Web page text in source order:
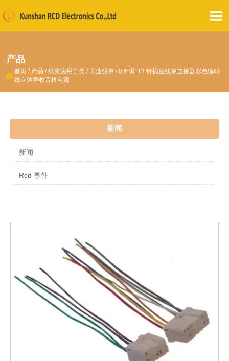

产品
 首页 / 产品 /线束应用分类 /工业线束 /8 针和 12 针插座线束连接器彩色编码
线立体声收音机电源
新闻
新闻
Rcd 事件